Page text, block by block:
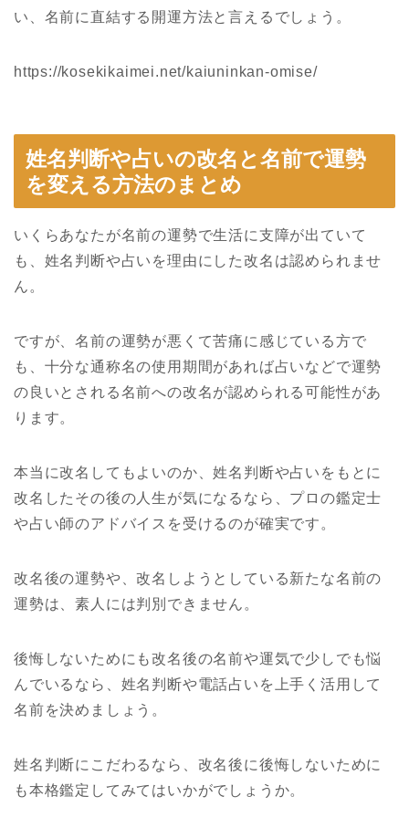
い、名前に直結する開運方法と言えるでしょう。
https://kosekikaimei.net/kaiuninkan-omise/
姓名判断や占いの改名と名前で運勢
を変える方法のまとめ
いくらあなたが名前の運勢で生活に支障が出ていて
も、姓名判断や占いを理由にした改名は認められませ
ん。
ですが、名前の運勢が悪くて苦痛に感じている方で
も、十分な通称名の使用期間があれば占いなどで運勢
の良いとされる名前への改名が認められる可能性があ
ります。
本当に改名してもよいのか、姓名判断や占いをもとに
改名したその後の人生が気になるなら、プロの鑑定士
や占い師のアドバイスを受けるのが確実です。
改名後の運勢や、改名しようとしている新たな名前の
運勢は、素人には判別できません。
後悔しないためにも改名後の名前や運気で少しでも悩
んでいるなら、姓名判断や電話占いを上手く活用して
名前を決めましょう。
姓名判断にこだわるなら、改名後に後悔しないために
も本格鑑定してみてはいかがでしょうか。